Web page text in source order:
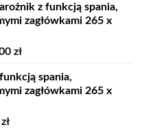
od
7979,00 zł
9209,00 zł
z funkcją spania,
zagłówkami 265 x
złZakres
od
12529,00 zł
spania,
zagłówkami 265 x
złZakres